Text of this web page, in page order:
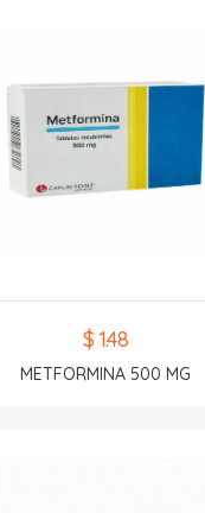
$ 1.48
METFORMINA 500 MG